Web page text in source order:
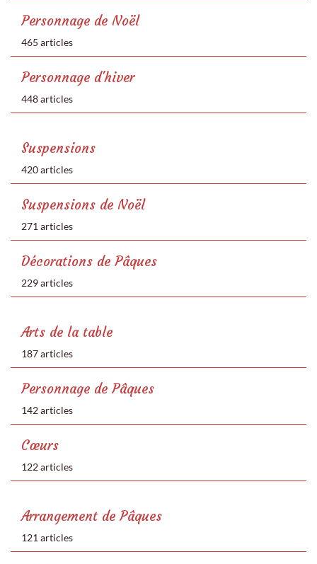
Personnage de Noël
465 articles
Personnage d'hiver
448 articles
Suspensions
420 articles
Suspensions de Noël
271 articles
Décorations de Pâques
229 articles
Arts de la table
187 articles
Personnage de Pâques
142 articles
Cœurs
122 articles
Arrangement de Pâques
121 articles